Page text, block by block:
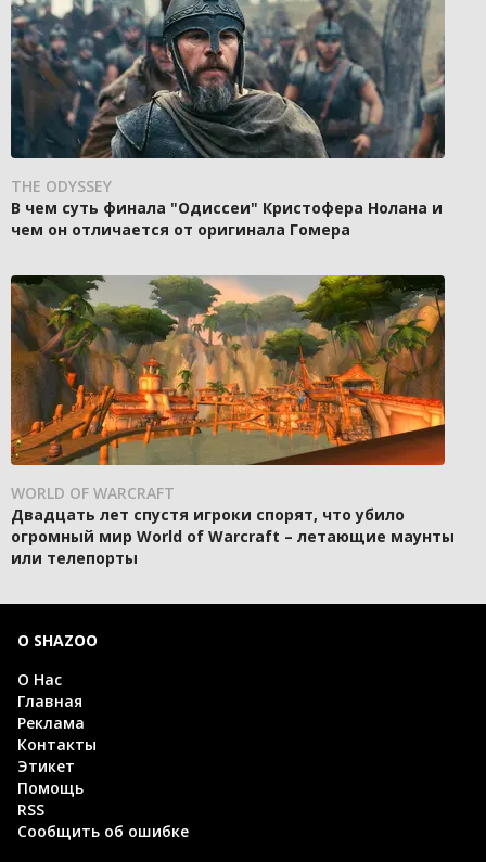
THE ODYSSEY
В чем суть финала "Одиссеи" Кристофера Нолана и
чем он отличается от оригинала Гомера
WORLD OF WARCRAFT
Двадцать лет спустя игроки спорят, что убило
огромный мир World of Warcraft – летающие маунты
или телепорты
О SHAZOO
О Нас
Главная
Реклама
Контакты
Этикет
Помощь
RSS
Сообщить об ошибке